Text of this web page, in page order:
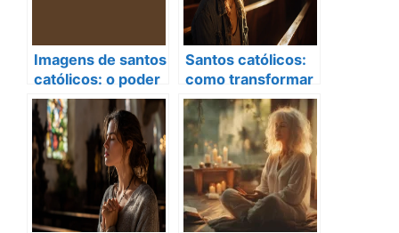
Imagens de santos
católicos: o poder
secreto que
transforma vidas!
Santos católicos:
como transformar
sua vida com fé e
esperança